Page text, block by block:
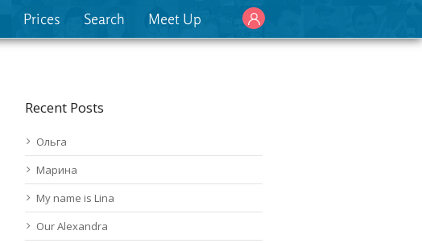
Prices Search Meet Up
Recent Posts
Ольга
Марина
My name is Lina
Our Alexandra